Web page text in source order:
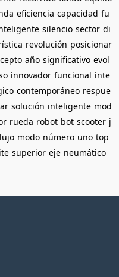
eficiencia capacidad fu
silencio sector di
revolución posicionar
año significativo evol
innovador funcional inte
contemporáneo respue
solución inteligente mod
rueda robot bot scooter j
lujo modo número uno top
superior eje neumático